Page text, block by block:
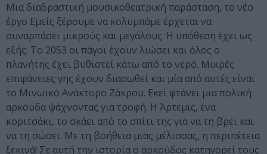
Μια διαδραστική μουσικοθεατρική παράσταση, το νέο
έργο Εμείς ξέρουμε να κολυμπάμε έρχεται να
συναρπάσει μικρούς και μεγάλους. Η υπόθεση έχει ως
εξής: Το 2053 οι πάγοι έχουν λιώσει και όλος ο
πλανήτης έχει βυθιστεί κάτω από το νερό. Μικρές
επιφάνειες γης έχουν διασωθεί και μία από αυτές είναι
το Μινωικό Ανάκτορο Ζάκρου. Εκεί φτάνει μια πολική
αρκούδα ψάχνοντας για τροφή. Η Άρτεμις, ένα
κοριτσάκι, το σκάει από το σπίτι της για να τη βρει και
να τη σώσει. Με τη βοήθεια μιας μέλισσας, η περιπέτεια
ξεκινά! Σε αυτή την ιστορία ο αρκούδος κατηγορεί τους